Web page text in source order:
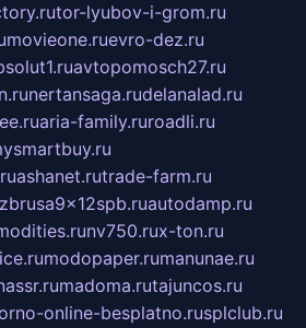
tor-lyubov-i-grom.ru
movieone.ruevro-dez.ru
avtopomosch27.ru
nertansaga.rudelanalad.ru
aria-family.ruroadli.ru
ashanet.rutrade-farm.ru
autodamp.ru
nv750.rux-ton.ru
modopaper.rumanunae.ru
madoma.rutajuncos.ru
online-besplatno.rusplclub.ru